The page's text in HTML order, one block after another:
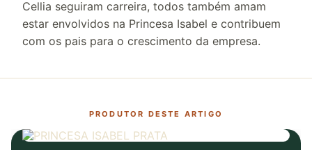
Cellia seguiram carreira, todos também amam
estar envolvidos na Princesa Isabel e contribuem
com os pais para o crescimento da empresa.
PRODUTOR DESTE ARTIGO